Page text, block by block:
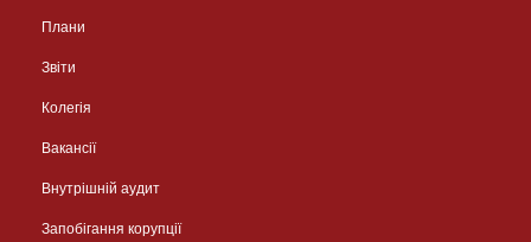
Плани
Звіти
Колегія
Вакансії
Внутрішній аудит
Запобігання корупції